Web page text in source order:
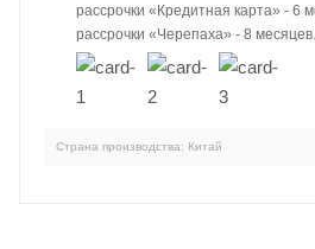
рассрочки «Кредитная карта» - 6
рассрочки «Черепаха» - 8 месяцев.
Страна производства: Китай